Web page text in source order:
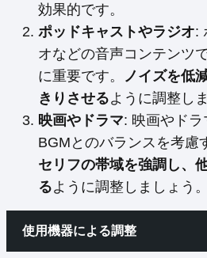
効果的です。
ポッドキャストやラジオ:
オなどの音声コンテンツ
に重要です。
ノイズを低
きりさせるように調整し
映画やドラマ: 映画やド
BGMとのバランスを考慮
セリフの帯域を強調し、
るように調整しましょう。
使用機器による調整